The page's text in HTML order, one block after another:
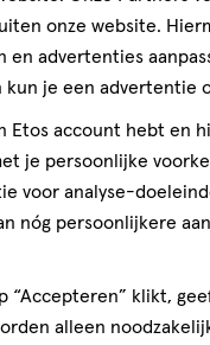
€
gel
Plus Gel 7 ML
Toevoegenverhoog
Gratisbezorging
onze website.
en advertenties
kun je een advertentie
Etos account hebt en
je persoonlijke
voor analyse-
nóg persoonlijkere
“Accepteren” klikt,
alleen